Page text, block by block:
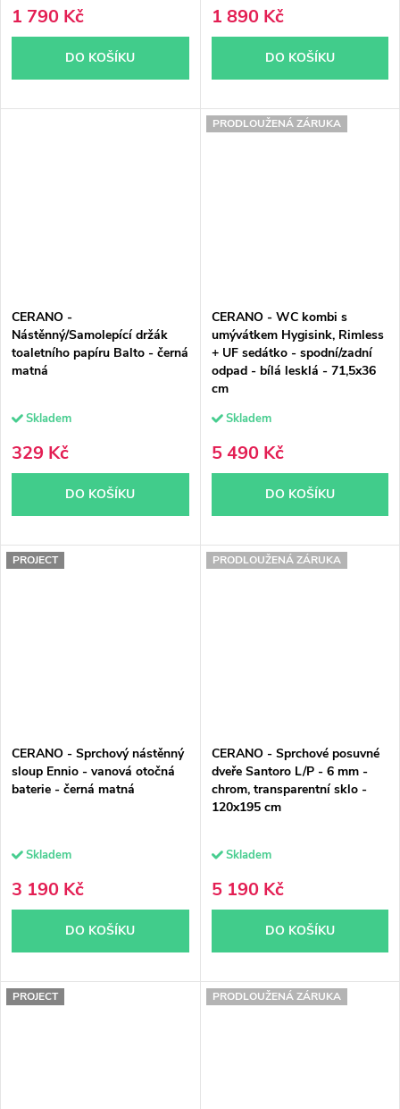
1 790 Kč
DO KOŠÍKU
1 890 Kč
DO KOŠÍKU
CERANO -
Nástěnný/Samolepící držák
toaletního papíru Balto - černá
matná
Skladem
329 Kč
DO KOŠÍKU
PRODLOUŽENÁ ZÁRUKA
CERANO - WC kombi s
umývátkem Hygisink, Rimless
+ UF sedátko - spodní/zadní
odpad - bílá lesklá - 71,5x36
cm
Skladem
5 490 Kč
DO KOŠÍKU
PROJECT
CERANO - Sprchový nástěnný
sloup Ennio - vanová otočná
baterie - černá matná
Skladem
3 190 Kč
DO KOŠÍKU
PRODLOUŽENÁ ZÁRUKA
CERANO - Sprchové posuvné
dveře Santoro L/P - 6 mm -
chrom, transparentní sklo -
120x195 cm
Skladem
5 190 Kč
DO KOŠÍKU
PROJECT PRODLOUŽENÁ ZÁRUKA